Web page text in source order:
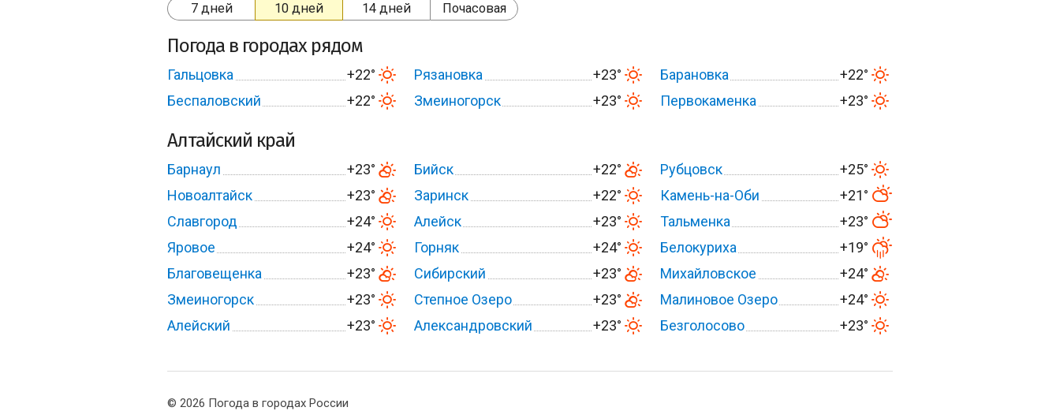
7 дней 10 дней 14 дней Почасовая
Погода в городах рядом
Гальцовка +22° Рязановка +23° Барановка
+22°
Беспаловский
+22° Змеиногорск +23° Первокаменка +23°
Алтайский край
Барнаул +23° Бийск +22° Рубцовск
+25°
Новоалтайск
+23° Заринск +22° Камень-на-Оби
+21°
Славгород
+24° Алейск +23° Тальменка
+23°
Яровое
+24° Горняк +24° Белокуриха
+19°
Благовещенка
+23° Сибирский +23° Михайловское
+24°
Змеиногорск
+23° Степное Озеро +23° Малиновое Озеро
+24°
Алейский
+23° Александровский +23° Безголосово +23°
© 2026 Погода в городах России